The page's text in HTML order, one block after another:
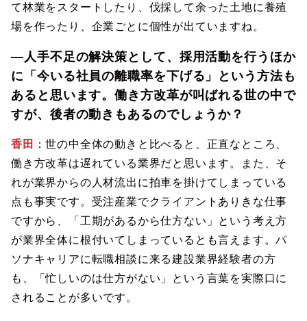
て林業をスタートしたり、伐採して余った土地に養殖
場を作ったり、企業ごとに個性が出ていますね。
―人手不足の解決策として、採用活動を行うほか
に「今いる社員の離職率を下げる」という方法も
あると思います。働き方改革が叫ばれる世の中で
すが、後者の動きもあるのでしょうか？
香田
：世の中全体の動きと比べると、正直なところ、
働き方改革は遅れている業界だと思います。また、そ
れが業界からの人材流出に拍車を掛けてしまっている
点も事実です。受注産業でクライアントありきな仕事
ですから、「工期があるから仕方ない」という考え方
が業界全体に根付いてしまっているとも言えます。パ
ソナキャリアに転職相談に来る建設業界経験者の方
も、「忙しいのは仕方がない」という言葉を実際口に
されることが多いです。